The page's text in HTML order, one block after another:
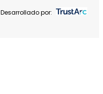
Desarrollado por: